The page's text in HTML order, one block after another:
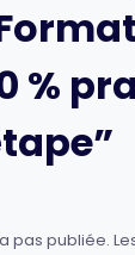
%
pas publiée.